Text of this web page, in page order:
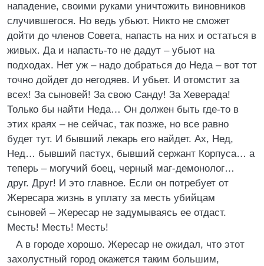
нападение, своими руками уничтожить виновников
случившегося. Но ведь убьют. Никто не сможет
дойти до членов Совета, напасть на них и остаться в
живых. Да и напасть-то не дадут – убьют на
подходах. Нет уж – надо добраться до Неда – вот тот
точно дойдет до негодяев. И убьет. И отомстит за
всех! За сыновей! За свою Санду! За Хеверада!
Только бы найти Неда… Он должен быть где-то в
этих краях – не сейчас, так позже, но все равно
будет тут. И бывший лекарь его найдет. Ах, Нед,
Нед… бывший пастух, бывший сержант Корпуса… а
теперь – могучий боец, черный маг-демонолог…
друг. Друг! И это главное. Если он потребует от
Жересара жизнь в уплату за месть убийцам
сыновей – Жересар не задумываясь ее отдаст.
Месть! Месть! Месть!
А в городе хорошо. Жересар не ожидал, что этот
захолустный город окажется таким большим,